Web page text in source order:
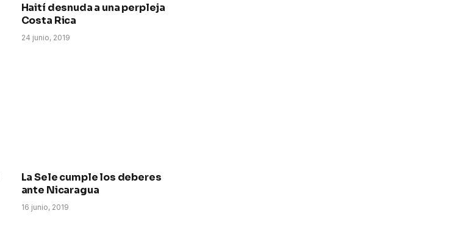
Haití desnuda a una perpleja
Costa Rica
24 junio, 2019
La Sele cumple los deberes
ante Nicaragua
16 junio, 2019